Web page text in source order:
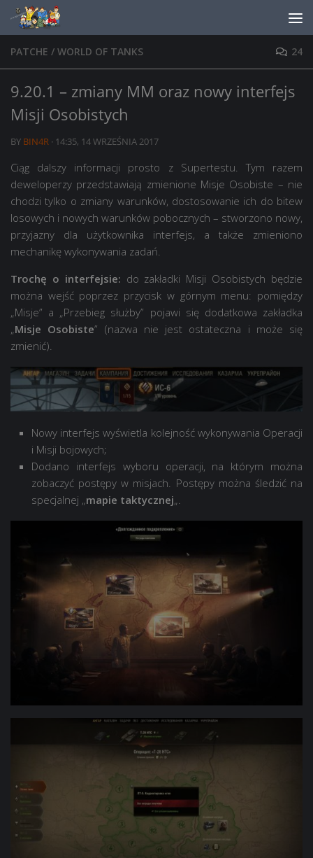
Skip to content
PATCHE / WORLD OF TANKS 24
9.20.1 – zmiany MM oraz nowy interfejs
Misji Osobistych
BY BIN4R · 14:35, 14 WRZEŚNIA 2017
Ciąg dalszy informacji prosto z Supertestu. Tym razem
deweloperzy przedstawiają zmienione Misje Osobiste – nie
chodzi tylko o zmiany warunków, dostosowanie ich do bitew
losowych i nowych warunków pobocznych – stworzono nowy,
przyjazny dla użytkownika interfejs, a także zmieniono
mechanikę wykonywania zadań.
Trochę o interfejsie: do zakładki Misji Osobistych będzie
można wejść poprzez przycisk w górnym menu: pomiędzy
„Misje” a „Przebieg służby” pojawi się dodatkowa zakładka
„Misje Osobiste” (nazwa nie jest ostateczna i może się
zmienić).
Nowy interfejs wyświetla kolejność wykonywania Operacji
i Misji bojowych;
Dodano interfejs wyboru operacji, na którym można
zobaczyć postępy w misjach. Postępy można śledzić na
specjalnej „mapie taktycznej„.